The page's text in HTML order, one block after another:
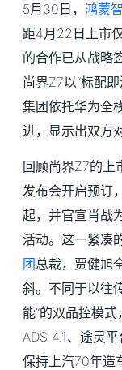
5月30日， 鸿蒙
距4月22日上市
的合作已从战略
尚界Z7以“标配
集团依托华为全
进，显示出双方
回顾尚界Z7的上
发布会开启预订
起，并官宣肖战
活动。这一紧凑
团总裁，贾健旭
斜。不同于以往
能”的双品控模
ADS 4.1、途灵
保持上汽70年造